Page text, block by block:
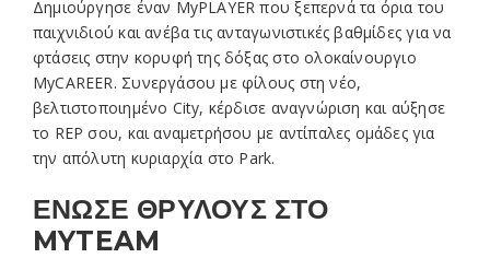
Δημιούργησε έναν MyPLAYER που ξεπερνά τα όρια του
παιχνιδιού και ανέβα τις ανταγωνιστικές βαθμίδες για να
φτάσεις στην κορυφή της δόξας στο ολοκαίνουργιο
MyCAREER. Συνεργάσου με φίλους στη νέο,
βελτιστοποιημένο City, κέρδισε αναγνώριση και αύξησε
το REP σου, και αναμετρήσου με αντίπαλες ομάδες για
την απόλυτη κυριαρχία στο Park.
ΕΝΩΣΕ ΘΡΥΛΟΥΣ ΣΤΟ
MYTEAM